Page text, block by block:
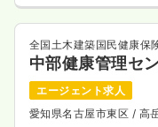
全国土木建築国民健康保
中部健康管理セ
エージェント求人
愛知県名古屋市東区 / 高